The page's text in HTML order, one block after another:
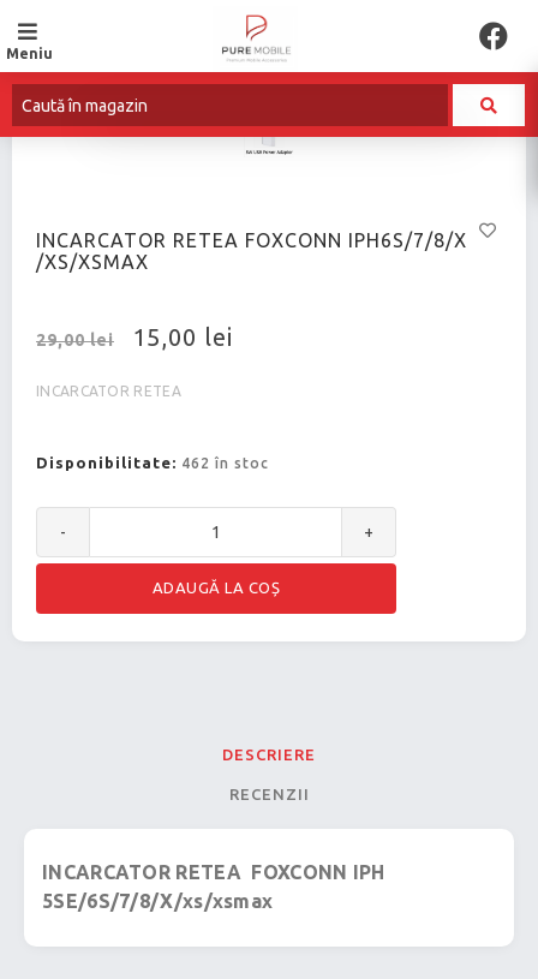
Meniu
INCARCATOR RETEA FOXCONN IPH6S/7/8/X
/XS/XSMAX
29,00 lei 15,00 lei
INCARCATOR RETEA
Disponibilitate: 462 în stoc
- +
DESCRIERE
RECENZII
INCARCATOR RETEA FOXCONN IPH
5SE/6S/7/8/X/xs/xsmax